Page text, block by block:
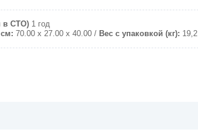
в СТО) 1 год
70.00 x 27.00 x 40.00 Вес с упаковкой (кг): 19,2